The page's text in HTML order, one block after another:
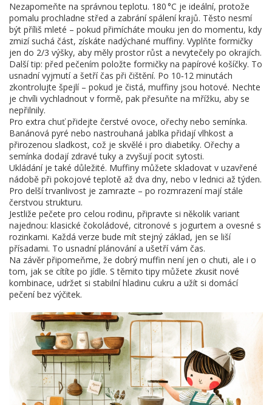
Nezapomeňte na správnou teplotu. 180 °C je ideální, protože
pomalu prochladne střed a zabrání spálení krajů. Těsto nesmí
být příliš mleté – pokud přimícháte mouku jen do momentu, kdy
zmizí suchá část, získáte nadýchané muffiny. Vyplňte formičky
jen do 2/3 výšky, aby měly prostor růst a nevytečely po okrajích.
Další tip: před pečením položte formičky na papírové košíčky. To
usnadní vyjmutí a šetří čas při čištění. Po 10‑12 minutách
zkontrolujte špejlí – pokud je čistá, muffiny jsou hotové. Nechte
je chvíli vychladnout v formě, pak přesuňte na mřížku, aby se
nepřilnily.
Pro extra chuť přidejte čerstvé ovoce, ořechy nebo semínka.
Banánová pyré nebo nastrouhaná jablka přidají vlhkost a
přirozenou sladkost, což je skvělé i pro diabetiky. Ořechy a
semínka dodají zdravé tuky a zvyšují pocit sytosti.
Ukládání je také důležité. Muffiny můžete skladovat v uzavřené
nádobě při pokojové teplotě až dva dny, nebo v lednici až týden.
Pro delší trvanlivost je zamrazte – po rozmrazení mají stále
čerstvou strukturu.
Jestliže pečete pro celou rodinu, připravte si několik variant
najednou: klasické čokoládové, citronové s jogurtem a ovesné s
rozinkami. Každá verze bude mít stejný základ, jen se liší
přísadami. To usnadní plánování a ušetří vám čas.
Na závěr připomeňme, že dobrý muffin není jen o chuti, ale i o
tom, jak se cítíte po jídle. S těmito tipy můžete zkusit nové
kombinace, udržet si stabilní hladinu cukru a užít si domácí
pečení bez výčitek.